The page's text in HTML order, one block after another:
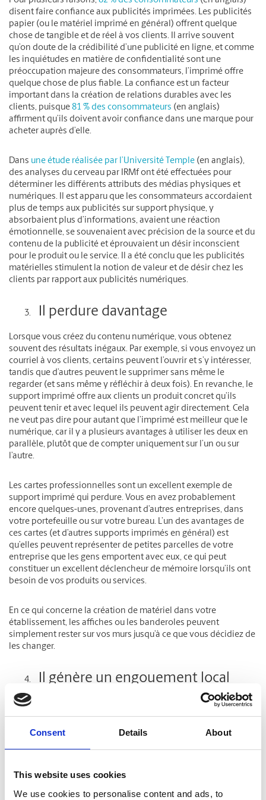
Consent Details About
This website uses cookies
We use cookies to personalise content and ads, to
disent faire confiance aux publicités imprimées. Les publicités
papier (ou le matériel imprimé en général) offrent quelque
chose de tangible et de réel à vos clients. Il arrive souvent
qu’on doute de la crédibilité d’une publicité en ligne, et comme
les inquiétudes en matière de confidentialité sont une
préoccupation majeure des consommateurs, l’imprimé offre
quelque chose de plus fiable. La confiance est un facteur
important dans la création de relations durables avec les
clients, puisque 81 % des consommateurs (en anglais)
affirment qu’ils doivent avoir confiance dans une marque pour
acheter auprès d’elle.
Dans une étude réalisée par l’Université Temple (en anglais),
des analyses du cerveau par IRMf ont été effectuées pour
déterminer les différents attributs des médias physiques et
numériques. Il est apparu que les consommateurs accordaient
plus de temps aux publicités sur support physique, y
absorbaient plus d’informations, avaient une réaction
émotionnelle, se souvenaient avec précision de la source et du
contenu de la publicité et éprouvaient un désir inconscient
pour le produit ou le service. Il a été conclu que les publicités
matérielles stimulent la notion de valeur et de désir chez les
clients par rapport aux publicités numériques.
Il perdure davantage
Lorsque vous créez du contenu numérique, vous obtenez
souvent des résultats inégaux. Par exemple, si vous envoyez un
courriel à vos clients, certains peuvent l’ouvrir et s’y intéresser,
tandis que d’autres peuvent le supprimer sans même le
regarder (et sans même y réfléchir à deux fois). En revanche, le
support imprimé offre aux clients un produit concret qu’ils
peuvent tenir et avec lequel ils peuvent agir directement. Cela
ne veut pas dire pour autant que l’imprimé est meilleur que le
numérique, car il y a plusieurs avantages à utiliser les deux en
parallèle, plutôt que de compter uniquement sur l’un ou sur
l’autre.
Les cartes professionnelles sont un excellent exemple de
support imprimé qui perdure. Vous en avez probablement
encore quelques-unes, provenant d’autres entreprises, dans
votre portefeuille ou sur votre bureau. L’un des avantages de
ces cartes (et d’autres supports imprimés en général) est
qu’elles peuvent représenter de petites parcelles de votre
entreprise que les gens emportent avec eux, ce qui peut
constituer un excellent déclencheur de mémoire lorsqu’ils ont
besoin de vos produits ou services.
En ce qui concerne la création de matériel dans votre
établissement, les affiches ou les banderoles peuvent
simplement rester sur vos murs jusqu’à ce que vous décidiez de
les changer.
Il génère un engouement local
Bien que le contenu numérique puisse éventuellement
atteindre un plus grand nombre de personnes, le matériel
imprimé peut vraiment être utile au sein des communautés
postales que vous pouvez envoyer, ou même accrocher des
des groupes que vous souhaitez cibler et même au-delà de